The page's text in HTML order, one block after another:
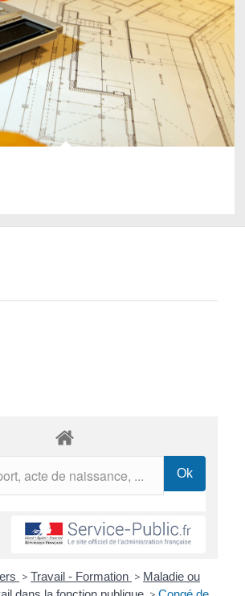
> Travail - Formation > Maladie ou